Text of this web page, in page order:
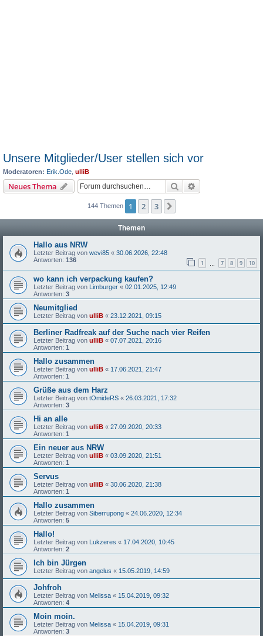
Unsere Mitglieder/User stellen sich vor
Moderatoren: Erik.Ode ulliB
Neues Thema Suche
144 Themen 1 2 3
Themen
Hallo aus NRW
Letzter Beitrag von wevi85 « 30.06.2026, 22:48
Antworten: 136 1 7 8 9 10
wo kann ich verpackung kaufen?
Letzter Beitrag von Limburger « 02.01.2025, 12:49
Antworten: 3
Neumitglied
Letzter Beitrag von ulliB « 23.12.2021, 09:15
Berliner Radfreak auf der Suche nach vier Reifen
Letzter Beitrag von ulliB « 07.07.2021, 20:16
Antworten: 1
Hallo zusammen
Letzter Beitrag von ulliB « 17.06.2021, 21:47
Antworten: 1
Grüße aus dem Harz
Letzter Beitrag von tOmideRS « 26.03.2021, 17:32
Antworten: 3
Hi an alle
Letzter Beitrag von ulliB « 27.09.2020, 20:33
Antworten: 1
Ein neuer aus NRW
Letzter Beitrag von ulliB « 03.09.2020, 21:51
Antworten: 1
Servus
Letzter Beitrag von ulliB « 30.06.2020, 21:38
Antworten: 1
Hallo zusammen
Letzter Beitrag von Siberrupong « 24.06.2020, 12:34
Antworten: 5
Hallo!
Letzter Beitrag von Lukzeres « 17.04.2020, 10:45
Antworten: 2
Ich bin Jürgen
Letzter Beitrag von angelus « 15.05.2019, 14:59
Johfroh
Letzter Beitrag von Melissa « 15.04.2019, 09:32
Antworten: 4
Moin moin.
Letzter Beitrag von Melissa « 15.04.2019, 09:31
Antworten: 3